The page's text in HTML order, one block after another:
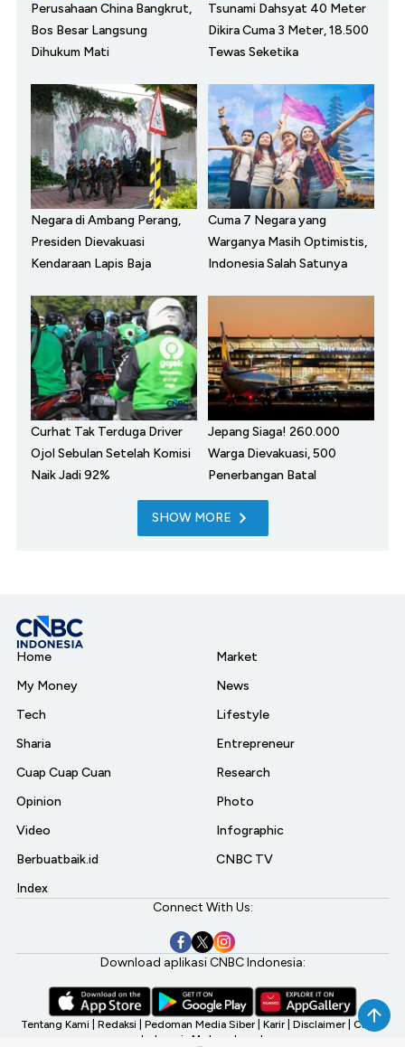
Perusahaan China Bangkrut,
Bos Besar Langsung
Dihukum Mati
Tsunami Dahsyat 40 Meter
Dikira Cuma 3 Meter, 18.500
Tewas Seketika
Negara di Ambang Perang,
Presiden Dievakuasi
Kendaraan Lapis Baja
Cuma 7 Negara yang
Warganya Masih Optimistis,
Indonesia Salah Satunya
Curhat Tak Terduga Driver
Ojol Sebulan Setelah Komisi
Naik Jadi 92%
Jepang Siaga! 260.000
Warga Dievakuasi, 500
Penerbangan Batal
SHOW MORE
Home
My Money
Tech
Sharia
Cuap Cuap Cuan
Opinion
Video
Berbuatbaik.id
Index
Market
News
Lifestyle
Entrepreneur
Research
Photo
Infographic
CNBC TV
Connect With Us:
Download aplikasi CNBC Indonesia:
Tentang Kami Redaksi Pedoman Media Siber Karir Disclaimer CNBC
Indonesia My Investment